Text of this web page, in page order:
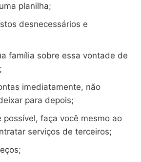
planilha;
desnecessários e
família sobre essa vontade de
imediatamente, não
para depois;
possível, faça você mesmo ao
serviços de terceiros;